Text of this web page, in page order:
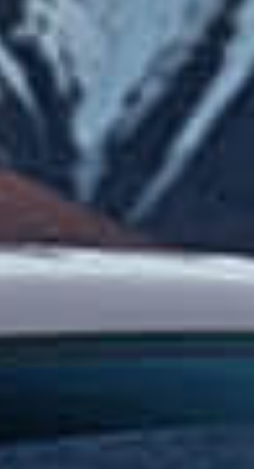
车辆订购 配置查询 车型政策